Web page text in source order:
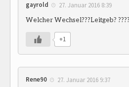
gayrold 27. Januar 2016 8:39
Welcher Wechsel???Leitgeb?
+1
Rene90 27. Januar 2016 9:37